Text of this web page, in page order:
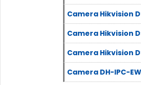
Camera Hikvision
Camera Hikvision
Camera Hikvision
Camera DH-IPC-